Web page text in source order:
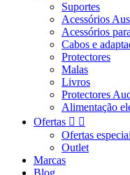
Suportes
Acessórios
Acessórios
Cabos e
Protectores
Malas
Livros
Protectores
Alimentação
Ofertas  
Ofertas
Outlet
Marcas
Blog